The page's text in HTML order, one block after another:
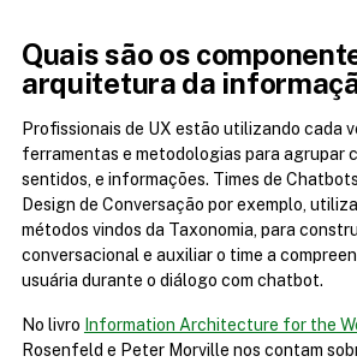
Quais são os
arquitetura da
Profissionais de UX estão utilizando cada
ferramentas e metodologias para agrupar
sentidos, e informações. Times de
Design de Conversação por exemplo,
métodos vindos da Taxonomia, para
conversacional e auxiliar o time a
usuária durante o diálogo com chatbot.
No livro Information Architecture for the
Rosenfeld e Peter Morville nos contam